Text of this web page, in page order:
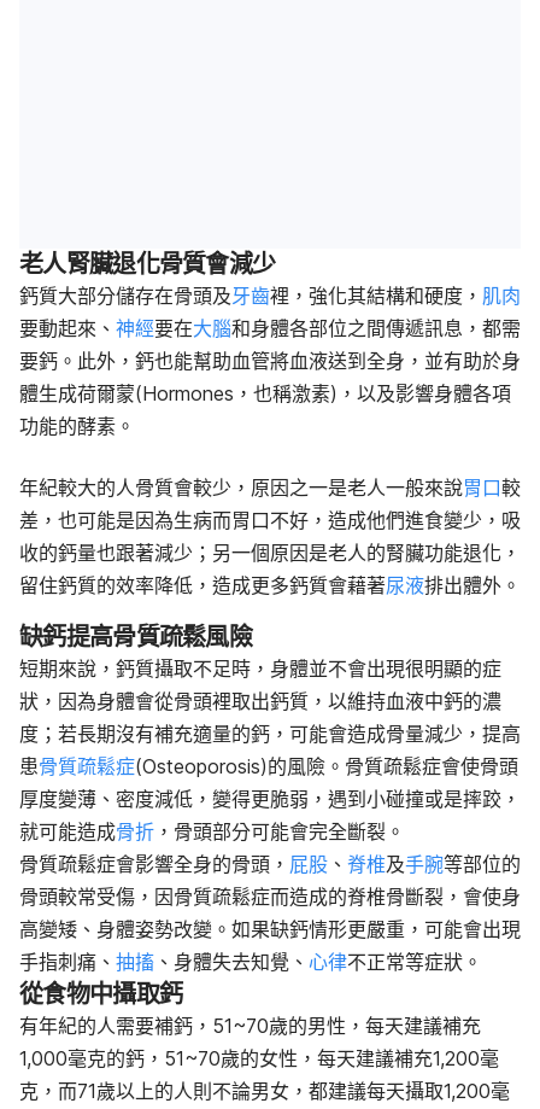
老人腎臟退化骨質會減少
鈣質大部分儲存在骨頭及牙齒裡，強化其結構和硬度， 肌肉
要動起來、 神經要在大腦和身體各部位之間傳遞訊息，都需
要鈣。此外，鈣也能幫助血管將血液送到全身，並有助於身
體生成荷爾蒙(Hormones，也稱激素)，以及影響身體各項
功能的酵素。
年紀較大的人骨質會較少，原因之一是老人一般來說胃口較
差，也可能是因為生病而胃口不好，造成他們進食變少，吸
收的鈣量也跟著減少；另一個原因是老人的腎臟功能退化，
留住鈣質的效率降低，造成更多鈣質會藉著尿液排出體外。
缺鈣提高骨質疏鬆風險
短期來說，鈣質攝取不足時，身體並不會出現很明顯的症
狀，因為身體會從骨頭裡取出鈣質，以維持血液中鈣的濃
度；若長期沒有補充適量的鈣，可能會造成骨量減少，提高
患骨質疏鬆症(Osteoporosis)的風險。骨質疏鬆症會使骨頭
厚度變薄、密度減低，變得更脆弱，遇到小碰撞或是摔跤，
就可能造成骨折 ，骨頭部分可能會完全斷裂。
骨質疏鬆症會影響全身的骨頭， 屁股 、 脊椎及手腕等部位的
骨頭較常受傷，因骨質疏鬆症而造成的脊椎骨斷裂，會使身
高變矮、身體姿勢改變。如果缺鈣情形更嚴重，可能會出現
手指刺痛、 抽搐 、身體失去知覺、 心律不正常等症狀。
從食物中攝取鈣
有年紀的人需要補鈣，51~70歲的男性，每天建議補充
1,000毫克的鈣，51~70歲的女性，每天建議補充1,200毫
克，而71歲以上的人則不論男女，都建議每天攝取1,200毫